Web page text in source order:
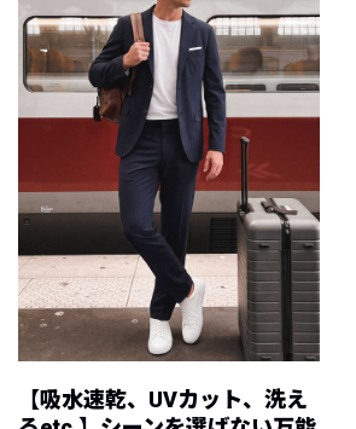
【吸水速乾、UVカット、洗え